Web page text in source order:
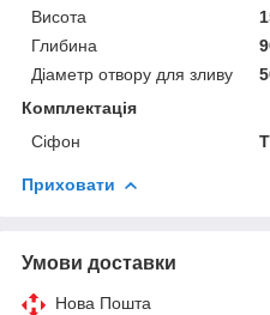
Висота
Глибина
Діаметр отвору для зливу
Комплектація
Сіфон
Приховати
Умови доставки
Нова Пошта